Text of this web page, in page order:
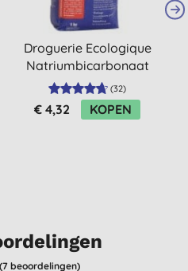
Droguerie Ecologique
Natriumbicarbonaat
1kg
(32)
€ 4,32 KOPEN
7 beoordelingen)